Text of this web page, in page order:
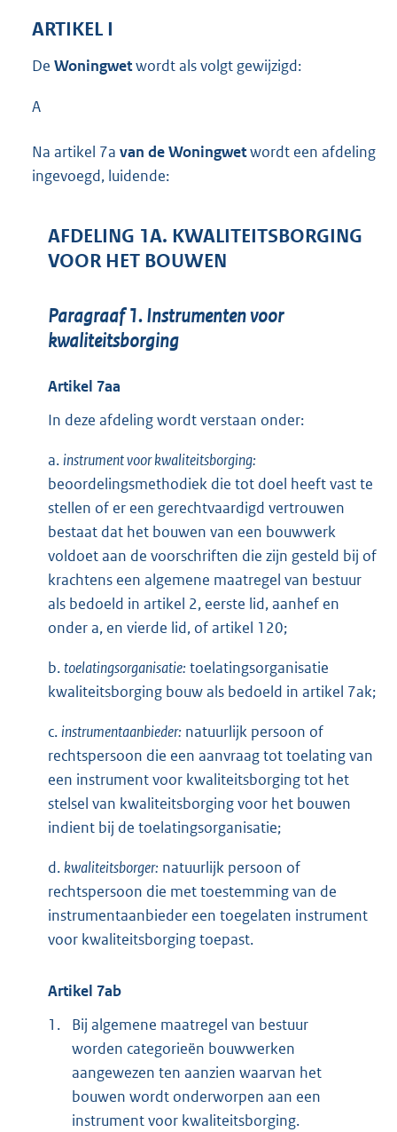
ARTIKEL I
De Woningwetwordt als volgt gewijzigd:
A
Na artikel 7a van de Woningwetwordt een afdeling
ingevoegd, luidende:
AFDELING 1A. KWALITEITSBORGING
VOOR HET BOUWEN
Paragraaf 1. Instrumenten voor
kwaliteitsborging
Artikel 7aa
In deze afdeling wordt verstaan onder:
a. instrument voor kwaliteitsborging:
beoordelingsmethodiek die tot doel heeft vast te
stellen of er een gerechtvaardigd vertrouwen
bestaat dat het bouwen van een bouwwerk
voldoet aan de voorschriften die zijn gesteld bij of
krachtens een algemene maatregel van bestuur
als bedoeld in artikel 2, eerste lid, aanhef en
onder a, en vierde lid, of artikel 120;
b.toelatingsorganisatie: toelatingsorganisatie
kwaliteitsborging bouw als bedoeld in artikel 7ak;
c. instrumentaanbieder: natuurlijk persoon of
rechtspersoon die een aanvraag tot toelating van
een instrument voor kwaliteitsborging tot het
stelsel van kwaliteitsborging voor het bouwen
indient bij de toelatingsorganisatie;
d. kwaliteitsborger: natuurlijk persoon of
rechtspersoon die met toestemming van de
instrumentaanbieder een toegelaten instrument
voor kwaliteitsborging toepast.
Artikel 7ab
1.
Bij algemene maatregel van bestuur
worden categorieën bouwwerken
aangewezen ten aanzien waarvan het
bouwen wordt onderworpen aan een
instrument voor kwaliteitsborging.